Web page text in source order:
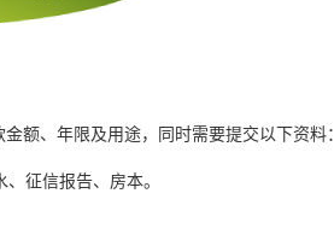
、年限及用途，同时需要提交以下资料：
征信报告、房本。